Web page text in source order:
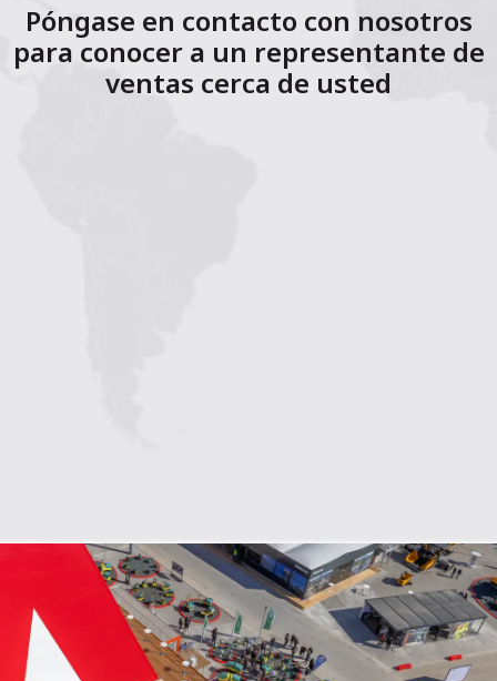
Póngase en contacto con nosotros
para conocer a un representante de
ventas cerca de usted